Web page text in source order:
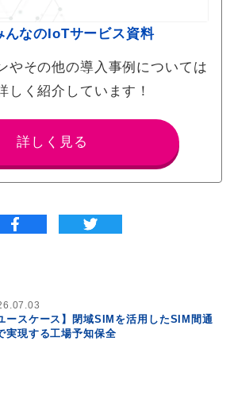
なのIoTサービス資料
やその他の導入事例については
しく紹介しています！
詳しく見る
ースケース】閉域SIMを活用したSIM間通
実現する工場予知保全